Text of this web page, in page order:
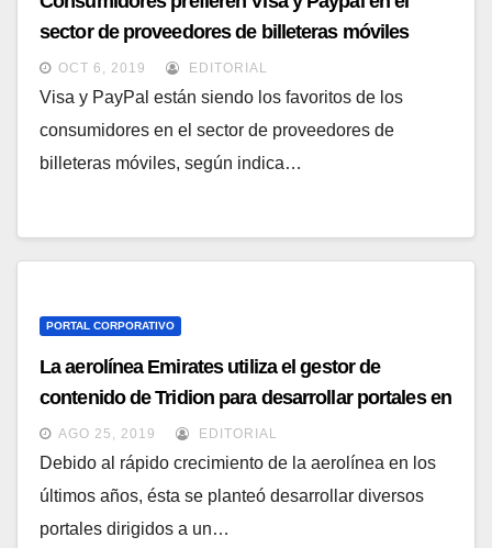
sector de proveedores de billeteras móviles
según encuesta de Javelin Strategy & Research
OCT 6, 2019 EDITORIAL
Visa y PayPal están siendo los favoritos de los
consumidores en el sector de proveedores de
billeteras móviles, según indica…
PORTAL CORPORATIVO
La aerolínea Emirates utiliza el gestor de
contenido de Tridion para desarrollar portales en
diferentes idiomas
AGO 25, 2019 EDITORIAL
Debido al rápido crecimiento de la aerolínea en los
últimos años, ésta se planteó desarrollar diversos
portales dirigidos a un…